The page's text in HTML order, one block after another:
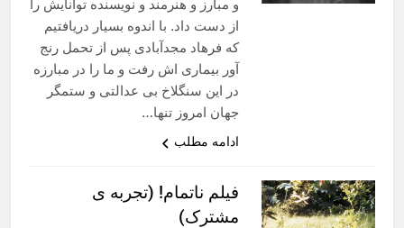
و مبارز و هنرمند و نویسنده توانایش را
از دست داد. با اندوه بسیار دریافتیم
که فرهاد مجدآبادی پس از تحمل رنج
آور بیماری اش رفت و ما را در مبارزه
در این سنگلاخ بی عدالتی و ستمگر
جهان امروز تنها…
ادامه مطلب
فیلم ناتمام! (تجربه ی
مشترک)